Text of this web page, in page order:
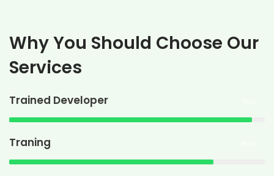
Why You Should Choose Our
Services
Trained Developer
Traning